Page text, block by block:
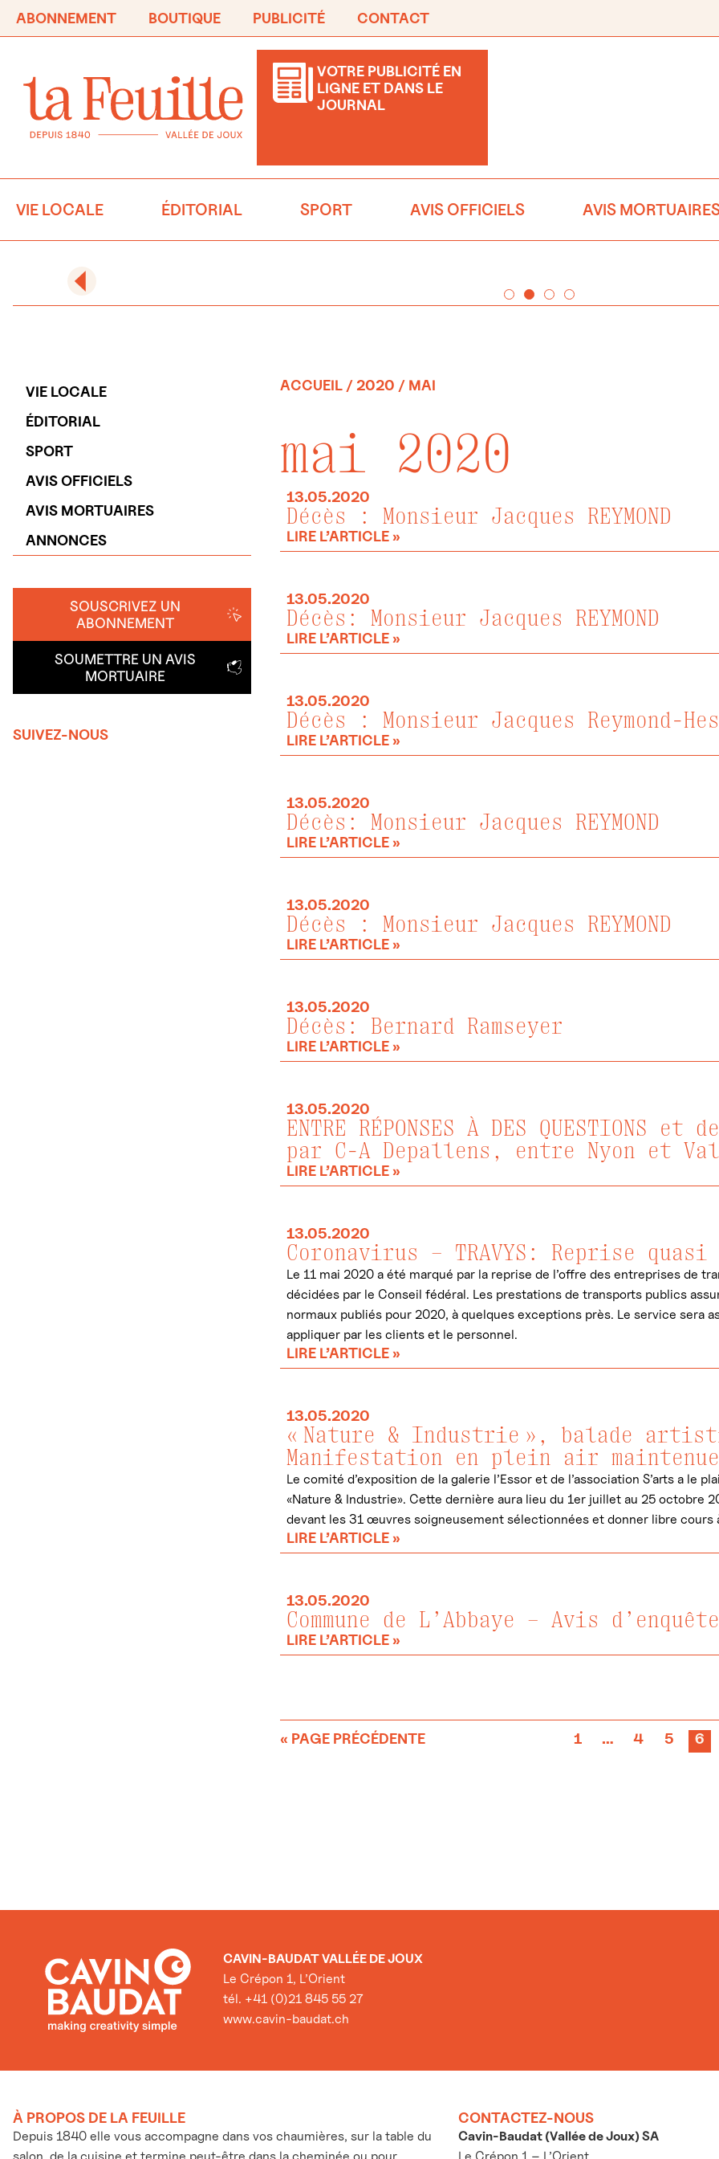
ABONNEMENT BOUTIQUE PUBLICITÉ CONTACT
VOTRE PUBLICITÉ EN
LIGNE ET DANS LE
JOURNAL
VIE LOCALE ÉDITORIAL SPORT AVIS OFFICIELS AVIS
VIE LOCALE
ÉDITORIAL
SPORT
AVIS OFFICIELS
AVIS MORTUAIRES
ANNONCES
SOUSCRIVEZ UN
ABONNEMENT
SOUMETTRE UN AVIS
MORTUAIRE
SUIVEZ-NOUS
ACCUEIL / 2020 / MAI
mai 2020
13.05.2020
Décès : Monsieur Jacques REYMOND
LIRE L’ARTICLE »
13.05.2020
Décès: Monsieur Jacques REYMOND
LIRE L’ARTICLE »
13.05.2020
Décès : Monsieur Jacques Reymond-
LIRE L’ARTICLE »
13.05.2020
Décès: Monsieur Jacques REYMOND
LIRE L’ARTICLE »
13.05.2020
Décès : Monsieur Jacques REYMOND
LIRE L’ARTICLE »
13.05.2020
Décès: Bernard Ramseyer
LIRE L’ARTICLE »
13.05.2020
ENTRE RÉPONSES À DES QUESTIONS et
par C-A Depallens, entre Nyon et
LIRE L’ARTICLE »
13.05.2020
Coronavirus – TRAVYS: Reprise
Le 11 mai 2020 a été marqué par la reprise de l’offre des entreprises de
décidées par le Conseil fédéral. Les prestations de transports publics
normaux publiés pour 2020, à quelques exceptions près. Le service sera
appliquer par les clients et le personnel.
LIRE L’ARTICLE »
13.05.2020
« Nature & Industrie », balade
Manifestation en plein air
Le comité d’exposition de la galerie l’Essor et de l’association S’arts a le
«Nature & Industrie». Cette dernière aura lieu du 1er juillet au 25 octobre
devant les 31 œuvres soigneusement sélectionnées et donner libre cours
LIRE L’ARTICLE »
13.05.2020
Commune de L’Abbaye – Avis d’enquête
LIRE L’ARTICLE »
« PAGE PRÉCÉDENTE 1 … 4 5 6
CAVIN-BAUDAT VALLÉE DE JOUX
Le Crépon 1, L’Orient
tél. +41 (0)21 845 55 27
www.cavin-baudat.ch
À PROPOS DE LA FEUILLE
Depuis 1840 elle vous accompagne dans vos chaumières, sur la table du
CONTACTEZ-NOUS
Cavin-Baudat (Vallée de Joux) SA